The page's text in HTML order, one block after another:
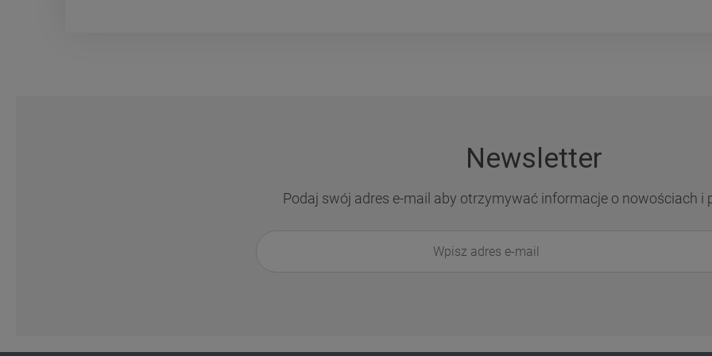
Newsletter
Podaj swój adres e-mail aby otrzymywać informacje o nowościach i